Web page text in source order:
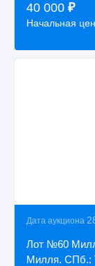
40 000 ₽
Начальная
Дата аукциона
Лот №60
Милля. СПб.: